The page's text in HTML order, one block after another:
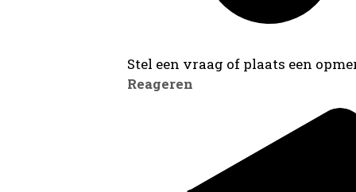
Stel een vraag of plaats een
Reageren